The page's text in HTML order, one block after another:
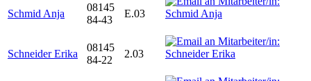
Schmid Anja
08145
84-43
E.03
Schneider Erika
08145
84-22
2.03